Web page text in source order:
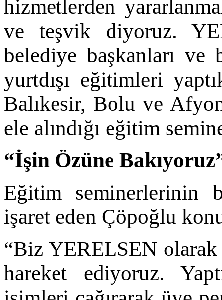
hizmetlerden
ve teşvik diyoruz.
belediye başkanları ve
yurtdışı eğitimleri
Balıkesir, Bolu ve
ele alındığı eğitim
“İşin Özüne
Eğitim seminerlerinin
işaret eden Çöpoğlu
“Biz YERELSEN
hareket ediyoruz.